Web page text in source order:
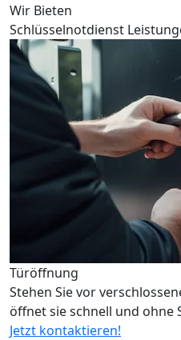
Wir Bieten
Schlüsselnotdienst
Türöffnung
Stehen Sie vor
öffnet sie schnell und ohne
Jetzt kontaktieren!